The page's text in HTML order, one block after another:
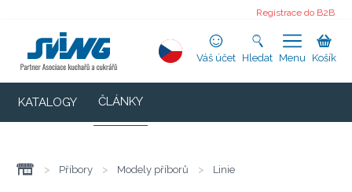
Registrace do B2B
Váš účet Hledat Menu Košík
KATALOGY ČLÁNKY
> Příbory > Modely příborů > Linie